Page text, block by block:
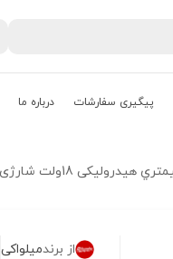
پیگیری سفارشات درباره ما
از برندمیلواکی